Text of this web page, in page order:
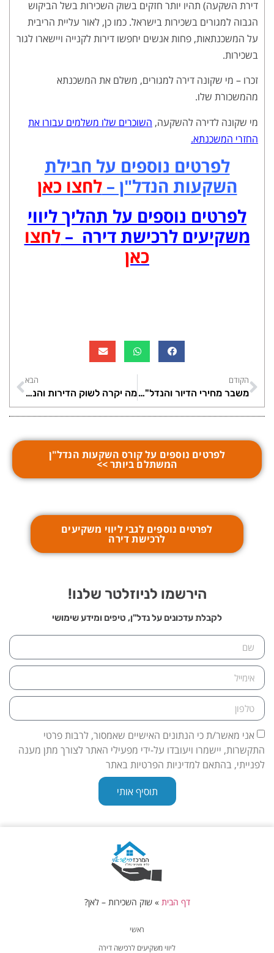
דירת השקעה) תהיו יותר חזקים בשוק השכירות בשל הביקוש
הגבוה למגורים בשכירות בישראל. כמו כן, לאור עליית הריבית
על המשכנתאות, פחות אנשים יחפשו דירות לקנייה ויישארו לגור
בשכירות.
זכרו – מי שקונה דירה למגורים, משלם את המשכנתא
מהמשכורת שלו.
מי שקונה לדירה להשקעה, השוכרים שלו משלמים עבורו את
החזרי המשכנתא.
לפרטים נוספים על חבילת
השקעות הנדל"ן –לחצו כאן
לפרטים נוספים על תהליך ליווי
משקיעים לרכישת דירה –לחצו
כאן
הקודם
משבר מחירי הדיור והנדל"ן בישראל
הבא
מה יקרה לשוק הדירות והנדלן ב 2022-2023?
לפרטים נוספים על קורס השקעות הנדל"ן
המשתלם ביותר >>
לפרטים נוספים לגבי ליווי משקיעים
לרכישת דירה
הירשמו לניוזלטר שלנו!
לקבלת עדכונים על נדל"ן, טיפים ומידע שימושי
אני מאשר/ת כי הנתונים האישיים שאמסור, לרבות פרטי
התקשרות, יישמרו ויעובדו על-ידי מפעילי האתר לצורך מתן מענה
לפנייתי, בהתאם למדיניות הפרטיות באתר
תוסיף אותי
ראשי
ליווי משקיעים לרכישה דירה
דף הבית »שוק השכירות – לאן?